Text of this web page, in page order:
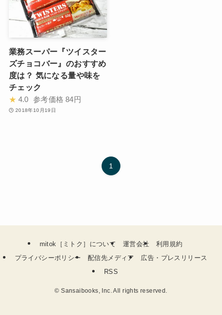
業務スーパー『ツイスター
ズチョコバー』のおすすめ
度は？ 気になる量や味を
チェック
★ 4.0 参考価格 84円
2018年10月19日
1
mitok［ミトク］について 運営会社
利用規約
プライバシーポリシー
配信先メディア
広告・プレスリリース
RSS
© Sansaibooks, Inc. All rights reserved.